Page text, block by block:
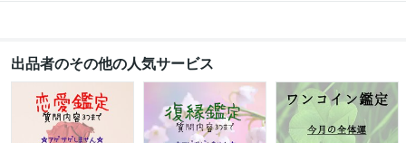
出品者のその他の人気サービス